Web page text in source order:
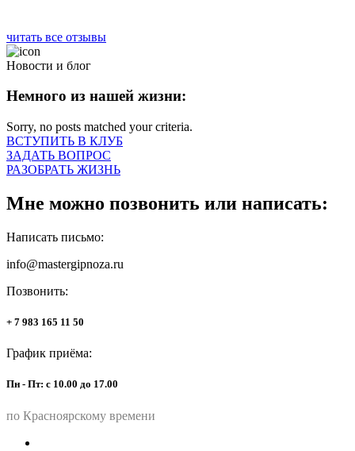
читать все отзывы
Новости и блог
Немного из нашей жизни:
Sorry, no posts matched your criteria.
ВСТУПИТЬ В КЛУБ
ЗАДАТЬ ВОПРОС
РАЗОБРАТЬ ЖИЗНЬ
Мне можно позвонить или написать:
Написать письмо:
info@mastergipnoza.ru
Позвонить:
+ 7 983 165 11 50
График приёма:
Пн - Пт: с 10.00 до 17.00
по Красноярскому времени